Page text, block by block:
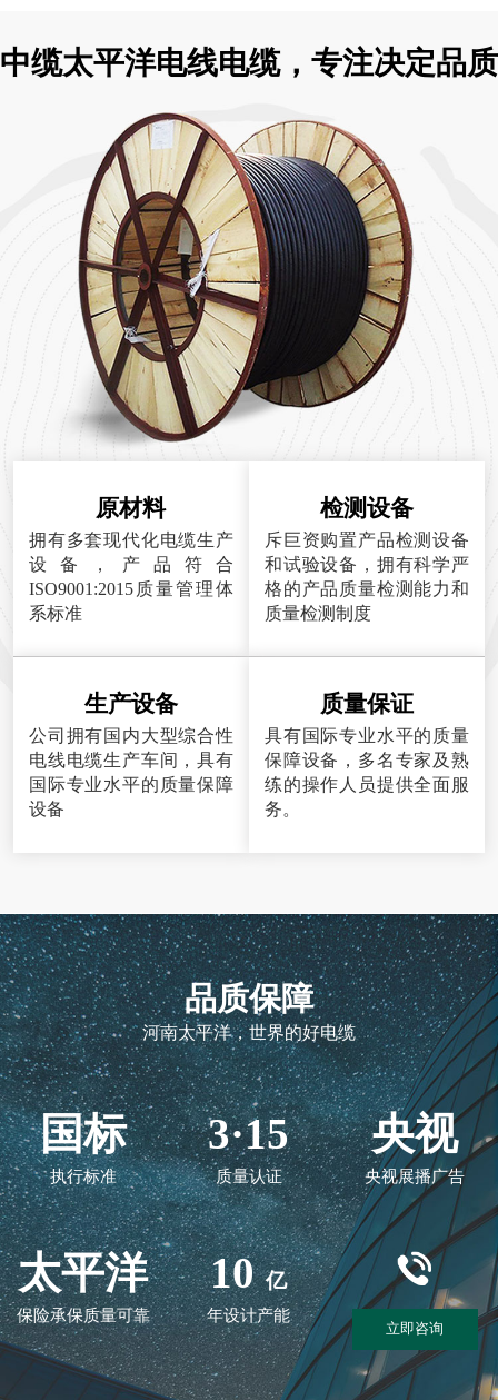
中缆太平洋电线电缆，专注决定品质
原材料
拥有多套现代化电缆生产
设备，产品符合
ISO9001:2015质量管理体
系标准
检测设备
斥巨资购置产品检测设备
和试验设备，拥有科学严
格的产品质量检测能力和
质量检测制度
生产设备
公司拥有国内大型综合性
电线电缆生产车间，具有
国际专业水平的质量保障
设备
质量保证
具有国际专业水平的质量
保障设备，多名专家及熟
练的操作人员提供全面服
务。
品质保障
河南太平洋，世界的好电缆
国标
执行标准
3·15
质量认证
央视
央视展播广告
太平洋
保险承保质量可靠
10 亿
年设计产能
立即咨询